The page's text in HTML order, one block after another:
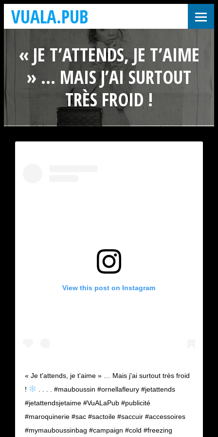
VUALA.PUB
« JE T’ATTENDS, JE T’AIME
» … MAIS J’AI SURTOUT
TRÈS FROID !
View this post on Instagram
« Je t'attends, je t'aime » … Mais j'ai surtout très froid
!
. . . . #mauboussin #ornellafleury #jetattends
#jetattendsjetaime #VuALaPub #publicité
#maroquinerie #sac #sactoile #saccuir #accessoires
#mymauboussinbag #campaign #cold #freezing